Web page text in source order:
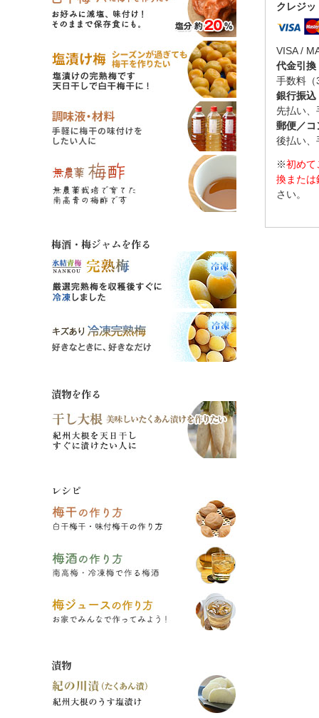
クレジ
VISA /
代金引換
手数料（
銀行振込
先払い、
郵便／コ
後払い、
※初めて
換または
さい。
梅酒・梅ジャムを作る
漬物を作る
レシピ
漬物